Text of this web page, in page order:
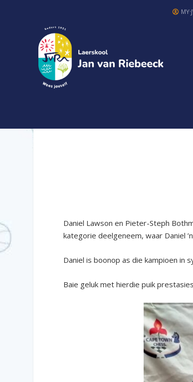
Daniel Lawson en Pieter-Steph
kategorie deelgeneem, waar Daniel
Daniel is boonop as die kampioen in
Baie geluk met hierdie puik